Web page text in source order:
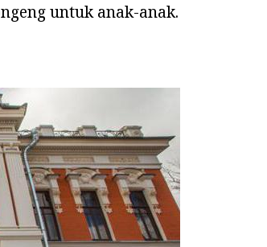
untuk anak-anak.